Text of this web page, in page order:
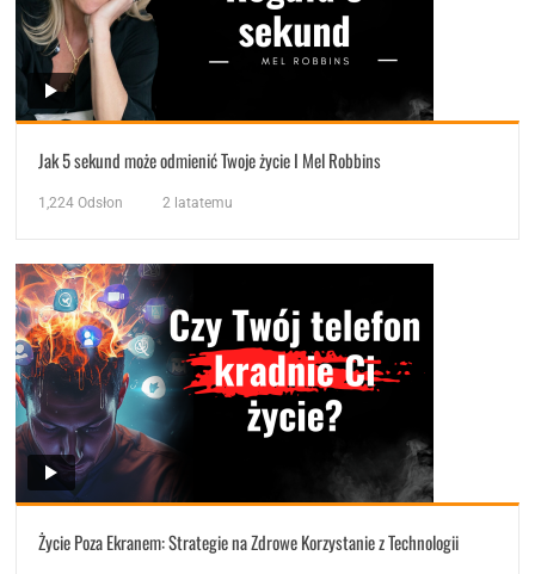
Jak 5 sekund może odmienić Twoje życie I Mel Robbins
1,224 Odsłon 2 latatemu
Życie Poza Ekranem: Strategie na Zdrowe Korzystanie z Technologii